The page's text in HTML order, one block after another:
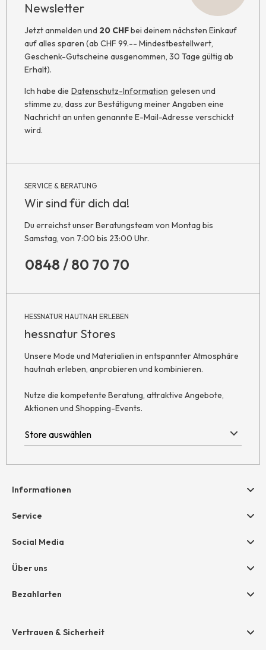
Newsletter
Jetzt anmelden und 20 CHFbei deinem nächsten Einkauf
auf alles sparen (ab CHF 99.-- Mindestbestellwert,
Geschenk-Gutscheine ausgenommen, 30 Tage gültig ab
Erhalt).
Ich habe die Datenschutz-Information gelesen und
stimme zu, dass zur Bestätigung meiner Angaben eine
Nachricht an unten genannte E-Mail-Adresse verschickt
wird.
SERVICE & BERATUNG
Wir sind für dich da!
Du erreichst unser Beratungsteam von Montag bis
Samstag, von 7:00 bis 23:00 Uhr.
0848 / 80 70 70
HESSNATUR HAUTNAH ERLEBEN
hessnatur Stores
Unsere Mode und Materialien in entspannter Atmosphäre
hautnah erleben, anprobieren und kombinieren.
Nutze die kompetente Beratung, attraktive Angebote,
Aktionen und Shopping-Events.
Informationen
Hilfe & Kontakt
AGB
Widerruf
Impressum
Service
Geschenkgutscheine
Größentabelle
Social Media
Über uns
Unternehmen
Bezahlarten
Amazon Pay
Vertrauen & Sicherheit